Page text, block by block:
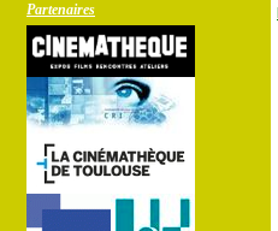
Partenaires